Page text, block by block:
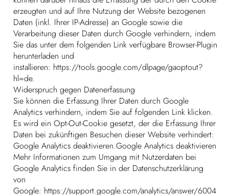
erzeugten und auf Ihre Nutzung der Website bezogenen
Daten (inkl. Ihrer IP-Adresse) an Google sowie die
Verarbeitung dieser Daten durch Google verhindern, indem
Sie das unter dem folgenden Link verfügbare Browser-Plugin
herunterladen und
installieren: https://tools.google.com/dlpage/gaoptout?
hl=de.
Widerspruch gegen Datenerfassung
Sie können die Erfassung Ihrer Daten durch Google
Analytics verhindern, indem Sie auf folgenden Link klicken.
Es wird ein Opt-Out-Cookie gesetzt, der die Erfassung Ihrer
Daten bei zukünftigen Besuchen dieser Website verhindert:
Google Analytics deaktivieren.Google Analytics deaktivieren
Mehr Informationen zum Umgang mit Nutzerdaten bei
Google Analytics finden Sie in der Datenschutzerklärung
von
Google: https://support.google.com/analytics/answer/6004